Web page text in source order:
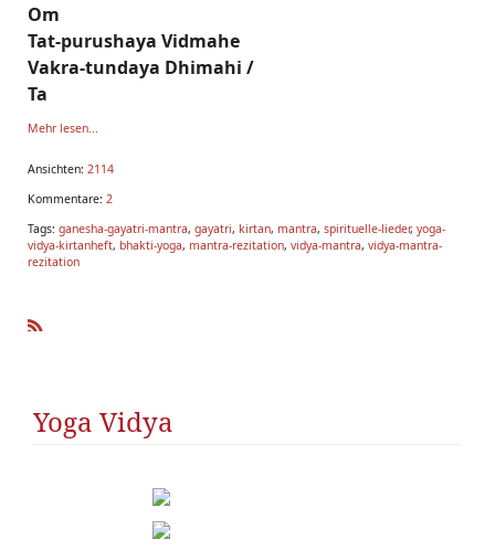
Om
Tat-purushaya Vidmahe
Vakra-tundaya Dhimahi /
Ta
Mehr lesen...
Ansichten: 2114
Kommentare: 2
Tags: ganesha-gayatri-mantra, gayatri, kirtan, mantra, spirituelle-lieder, yoga-
vidya-kirtanheft, bhakti-yoga, mantra-rezitation, vidya-mantra, vidya-mantra-
rezitation
Yoga Vidya